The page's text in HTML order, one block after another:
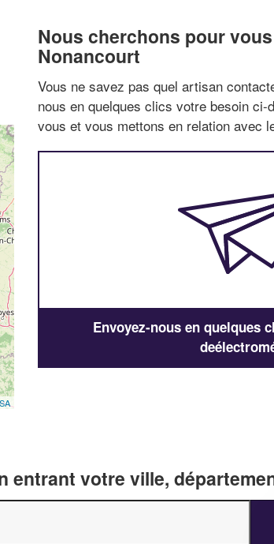
Nous cherchons pour
Nonancourt
Vous ne savez pas quel artisan
nous en quelques clics votre besoin
vous et vous mettons en relation avec
Envoyez-nous en quelques
entrant votre ville,